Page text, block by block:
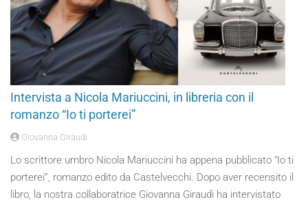
Intervista a Nicola Mariuccini, in libreria con il
romanzo “Io ti porterei”
Giovanna Giraudi
Lo scrittore umbro Nicola Mariuccini ha appena pubblicato “Io ti
porterei”, romanzo edito da Castelvecchi. Dopo aver recensito il
libro, la nostra collaboratrice Giovanna Giraudi ha intervistato